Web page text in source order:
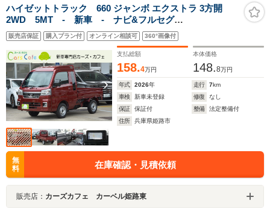
ハイゼットトラック 660 ジャンボ エクストラ 3方開
2WD 5MT - 新車 - ナビ&フルセグ
TV&AppleCarPlay/AndroidAuto対応&ドライブレコーダ
ー&ETC車載器&フロアマット付
販売店保証 購入プラン付 オンライン相談可 360°画像付
支払総額
158.4万円
本体価格
148.8万円
年式 2026年 走行 7km
車検
新車未登録 修復
なし
保証
保証付 整備
法定整備付
住所
兵庫県姫路市
無
料
在庫確認・見積依頼
販売店： カーズカフェ カーベル姫路東